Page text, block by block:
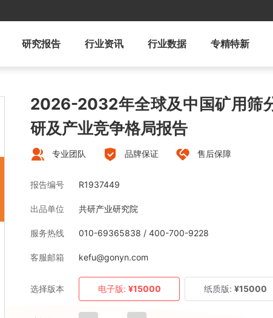
研究报告 行业资讯 行业数据 专精特新
2026-2032年全球及中国矿用筛
研及产业竞争格局报告
专业团队 品牌保证 售后保障
报告编号 R1937449
出品单位 共研产业研究院
服务热线 010-69365838 / 400-700-9228
客服邮箱 kefu@gonyn.com
选择版本 电子版: ¥15000 纸质版: ¥15000